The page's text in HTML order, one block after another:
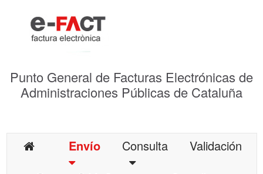
Punto General de Facturas Electrónicas de
Administraciones Públicas de Cataluña
Envío Consulta
Validación